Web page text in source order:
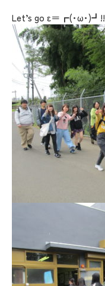
Let’s go ε＝┏(･ω･)┛!!